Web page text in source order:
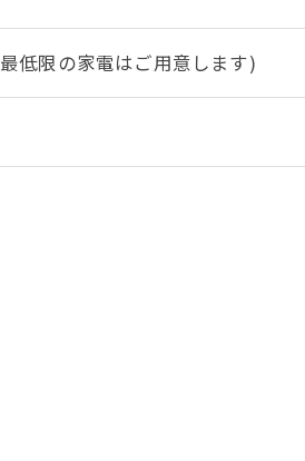
低限の家電はご用意します)